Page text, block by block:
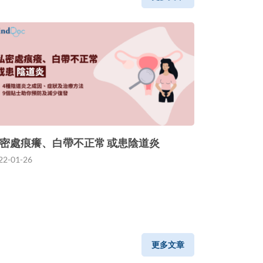
處痕癢、白帶不正常 或患陰道炎
01-26
更多文章